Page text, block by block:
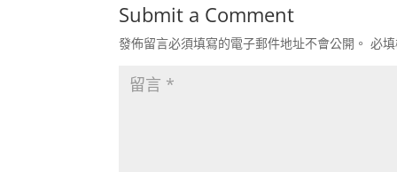
Submit a Comment
發佈留言必須填寫的電子郵件地址不會公開。 必